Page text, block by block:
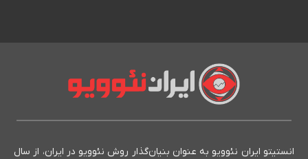
انستیتو ایران نئوویو به عنوان بنیان‌گذار روش نئوویو در ایران، از سال